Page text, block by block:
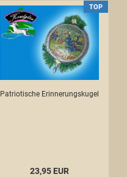
TOP
Patriotische Erinnerungskugel
23,95 EUR